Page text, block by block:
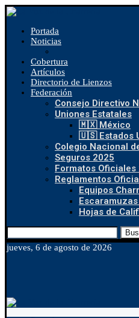
Portada
Noticias
Cobertura
Artículos
Directorio de Lienzos
Federación
Consejo Directivo
Uniones Estatales
🇲🇽 México
🇺🇸 Estados
Colegio Nacional
Seguros 2025
Formatos Oficiales
Reglamentos
Equipos
Hojas de
jueves, 6 de agosto de 2026